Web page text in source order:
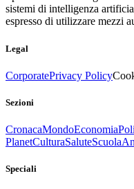
sistemi di intelligenza
espresso di utilizzare mezzi
Legal
CorporatePrivacy Policy
Sezioni
CronacaMondoEconomia
PlanetCulturaSaluteScuola
Speciali